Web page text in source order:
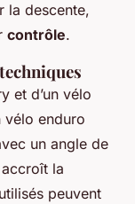
la descente,
contrôle.
et d’un vélo
vélo enduro
un angle de
la
peuvent